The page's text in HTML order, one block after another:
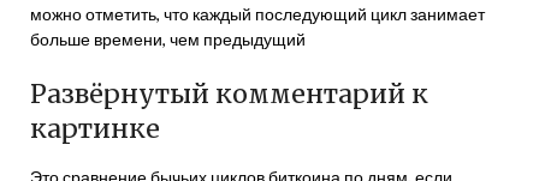
можно отметить, что каждый последующий цикл занимает
больше времени, чем предыдущий
Развёрнутый комментарий к
картинке
Это сравнение бычьих циклов биткоина по дням, если